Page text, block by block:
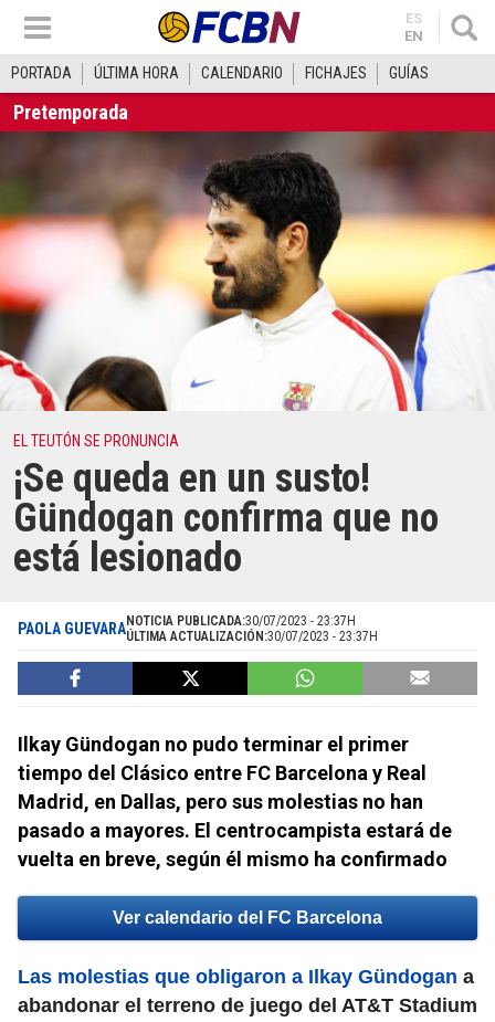
ES
EN
PORTADA ÚLTIMA HORA CALENDARIO FICHAJES GUÍAS
Pretemporada
EL TEUTÓN SE PRONUNCIA
¡Se queda en un susto!
Gündogan confirma que no
está lesionado
PAOLA GUEVARANOTICIA PUBLICADA:30/07/2023 - 23:37H
ÚLTIMA ACTUALIZACIÓN:30/07/2023 - 23:37H
Ilkay Gündogan no pudo terminar el primer
tiempo del Clásico entre FC Barcelona y Real
Madrid, en Dallas, pero sus molestias no han
pasado a mayores. El centrocampista estará de
vuelta en breve, según él mismo ha confirmado
Ver calendario del FC Barcelona
Las molestias que obligaron a Ilkay Gündogan a
abandonar el terreno de juego del AT&T Stadium